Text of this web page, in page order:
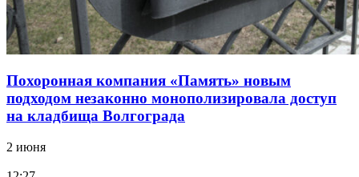
Похоронная компания «Память» новым
подходом незаконно монополизировала доступ
на кладбища Волгограда
2 июня